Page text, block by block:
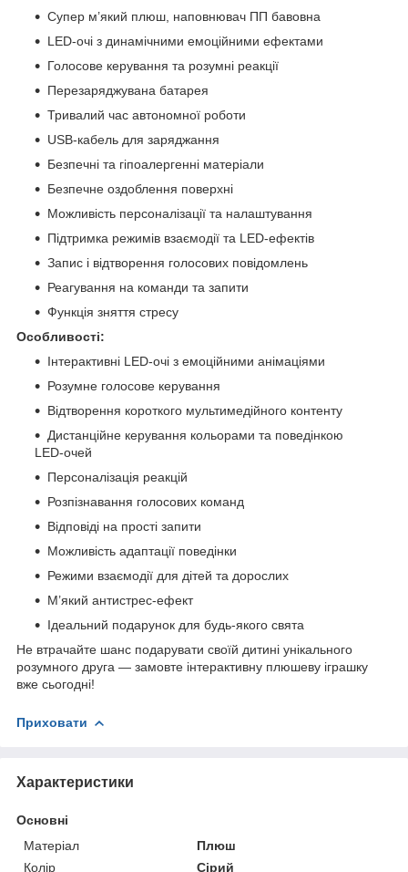
Супер м’який плюш, наповнювач ПП бавовна
LED-очі з динамічними емоційними ефектами
Голосове керування та розумні реакції
Перезаряджувана батарея
Тривалий час автономної роботи
USB-кабель для заряджання
Безпечні та гіпоалергенні матеріали
Безпечне оздоблення поверхні
Можливість персоналізації та налаштування
Підтримка режимів взаємодії та LED-ефектів
Запис і відтворення голосових повідомлень
Реагування на команди та запити
Функція зняття стресу
Особливості:
Інтерактивні LED-очі з емоційними анімаціями
Розумне голосове керування
Відтворення короткого мультимедійного контенту
Дистанційне керування кольорами та поведінкою
LED-очей
Персоналізація реакцій
Розпізнавання голосових команд
Відповіді на прості запити
Можливість адаптації поведінки
Режими взаємодії для дітей та дорослих
М’який антистрес-ефект
Ідеальний подарунок для будь-якого свята
Не втрачайте шанс подарувати своїй дитині унікального
розумного друга — замовте інтерактивну плюшеву іграшку
вже сьогодні!
Приховати
Характеристики
Основні
Матеріал
Плюш
Колір
Сірий